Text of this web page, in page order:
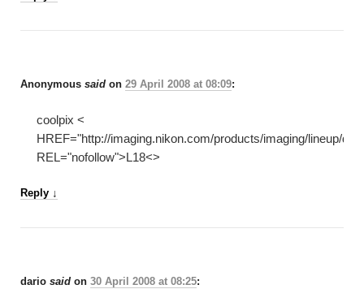
Anonymous said on 29 April 2008 at 08:09:
coolpix <
HREF="http://imaging.nikon.com/products/imaging/lineup/
REL="nofollow">L18<>
Reply ↓
dario said on 30 April 2008 at 08:25: